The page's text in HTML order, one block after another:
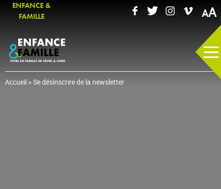
ENFANCE &
FAMILLE
A
Accueil » Se désinscrire de la newsletter